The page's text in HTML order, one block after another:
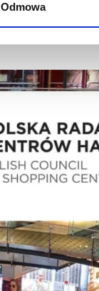
Odmowa